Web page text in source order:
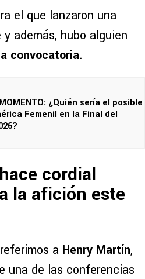
el que lanzaron una
además, hubo alguien
convocatoria.
¿Quién sería el posible
Femenil en la Final del
cordial
la afición este
a Henry Martín,
una de las conferencias